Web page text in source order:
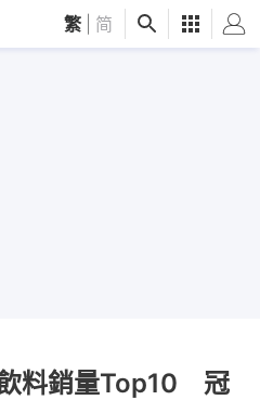
繁 简
料銷量Top10 冠